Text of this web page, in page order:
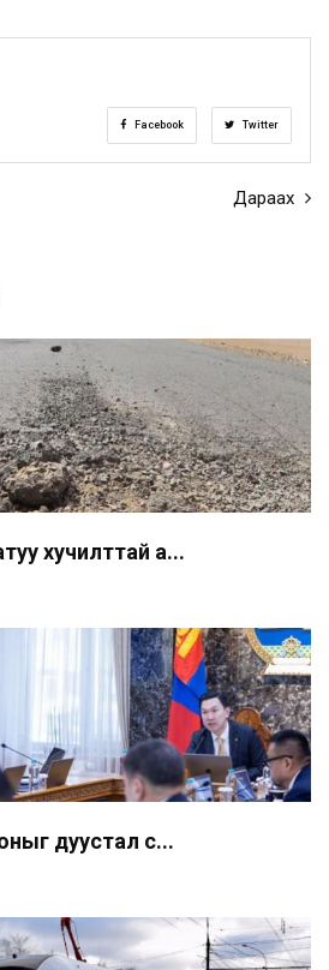
Facebook Twitter
Дараах
хучилттай а...
дуустал с...